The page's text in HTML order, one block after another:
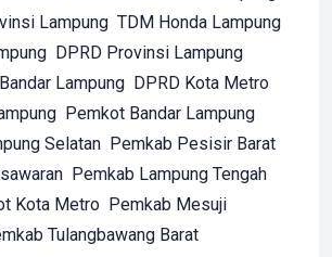
Lampung TDM Honda Lampung
DPRD Provinsi Lampung
Lampung DPRD Kota Metro
Pemkot Bandar Lampung
Selatan Pemkab Pesisir Barat
Pemkab Lampung Tengah
Kota Metro Pemkab Mesuji
Tulangbawang Barat